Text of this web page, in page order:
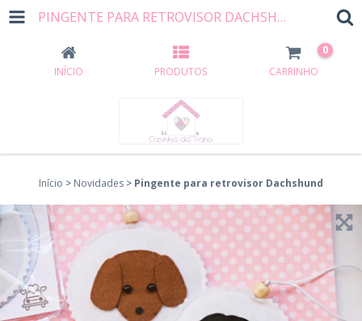
PINGENTE PARA RETROVISOR DACHSHUND
INÍCIO PRODUTOS CARRINHO
0
Início > Novidades > Pingente para retrovisor Dachshund